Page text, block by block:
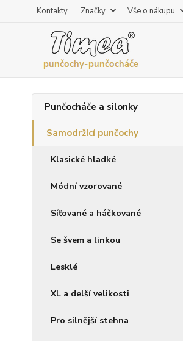
Kontakty Značky Vše o nákupu
Punčocháče a silonky
Samodržící punčochy
Klasické hladké
Módní vzorované
Síťované a háčkované
Se švem a linkou
Lesklé
XL a delší velikosti
Pro silnější stehna